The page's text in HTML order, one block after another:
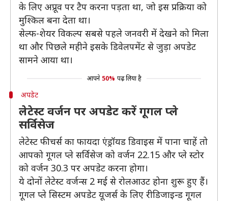
के लिए अप्रूव पर टैप करना पड़ता था, जो इस प्रक्रिया को
मुश्किल बना देता था।
सेल्फ-शेयर विकल्प सबसे पहले जनवरी में देखने को मिला
था और पिछले महीने इसके डिवेलपमेंट से जुड़ा अपडेट
सामने आया था।
आपने 50% पढ़ लिया है
अपडेट
लेटेस्ट वर्जन पर अपडेट करें गूगल प्ले
सर्विसेज
लेटेस्ट फीचर्स का फायदा एंड्रॉयड डिवाइस में पाना चाहें तो
आपको गूगल प्ले सर्विसेज को वर्जन 22.15 और प्ले स्टोर
को वर्जन 30.3 पर अपडेट करना होगा।
ये दोनों लेटेस्ट वर्जन्स 2 मई से रोलआउट होना शुरू हुए हैं।
गूगल प्ले सिस्टम अपडेट यूजर्स के लिए रीडिजाइन्ड गूगल